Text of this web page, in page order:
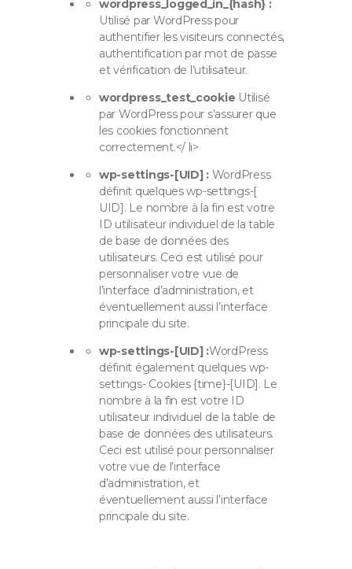
wordpress_logged_in_{hash} :
Utilisé par WordPress pour
authentifier les visiteurs connectés,
authentification par mot de passe
et vérification de l’utilisateur.
wordpress_test_cookie Utilisé
par WordPress pour s’assurer que
les cookies fonctionnent
correctement.</ li>
wp-settings-[UID] :WordPress
définit quelques wp-settings-[
UID]. Le nombre à la fin est votre
ID utilisateur individuel de la table
de base de données des
utilisateurs. Ceci est utilisé pour
personnaliser votre vue de
l’interface d’administration, et
éventuellement aussi l’interface
principale du site.
wp-settings-[UID] :WordPress
définit également quelques wp-
settings- Cookies {time}-[UID]. Le
nombre à la fin est votre ID
utilisateur individuel de la table de
base de données des utilisateurs.
Ceci est utilisé pour personnaliser
votre vue de l’interface
d’administration, et
éventuellement aussi l’interface
principale du site.